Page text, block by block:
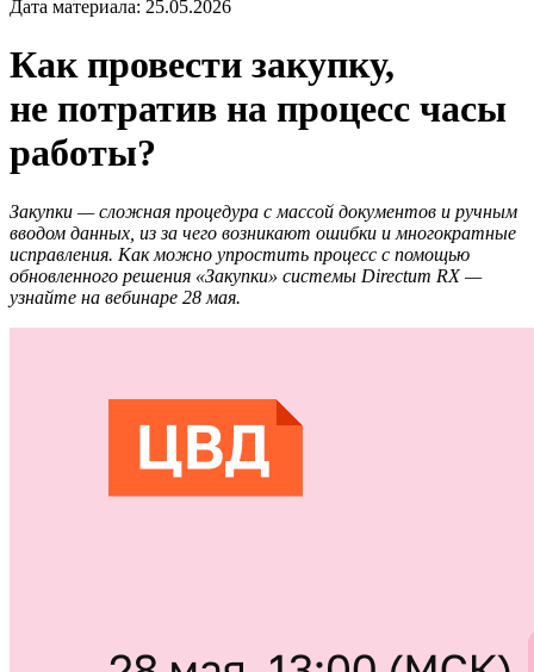
Дата материала: 25.05.2026
Как провести закупку,
не потратив на процесс часы
работы?
Закупки — сложная процедура с массой документов и ручным
вводом данных, из за чего возникают ошибки и многократные
исправления. Как можно упростить процесс с помощью
обновленного решения «Закупки» системы Directum RX —
узнайте на вебинаре 28 мая.